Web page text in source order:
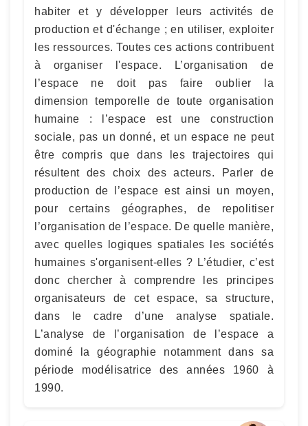
habiter et y développer leurs activités de
production et d'échange ; en utiliser, exploiter
les ressources. Toutes ces actions contribuent
à organiser l'espace. L’organisation de
l’espace ne doit pas faire oublier la
dimension temporelle de toute organisation
humaine : l’espace est une construction
sociale, pas un donné, et un espace ne peut
être compris que dans les trajectoires qui
résultent des choix des acteurs. Parler de
production de l’espace est ainsi un moyen,
pour certains géographes, de repolitiser
l’organisation de l’espace. De quelle manière,
avec quelles logiques spatiales les sociétés
humaines s'organisent-elles ? L’étudier, c’est
donc chercher à comprendre les principes
organisateurs de cet espace, sa structure,
dans le cadre d’une analyse spatiale.
L’analyse de l’organisation de l’espace a
dominé la géographie notamment dans sa
période modélisatrice des années 1960 à
1990.